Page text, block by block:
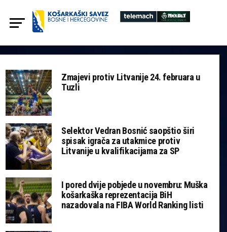
Zmajevi protiv Litvanije 24. februara u
Tuzli
Selektor Vedran Bosnić saopštio širi
spisak igrača za utakmice protiv
Litvanije u kvalifikacijama za SP
I pored dvije pobjede u novembru: Muška
košarkaška reprezentacija BiH
nazadovala na FIBA World Ranking listi